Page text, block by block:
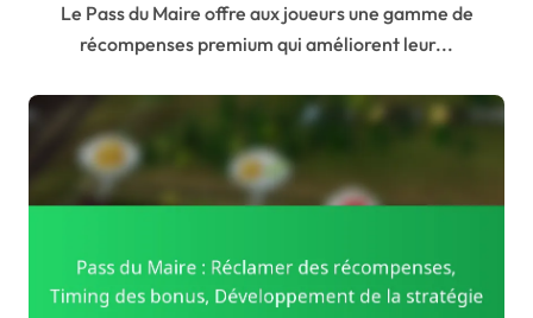
Le Pass du Maire offre aux joueurs une gamme de
récompenses premium qui améliorent leur...